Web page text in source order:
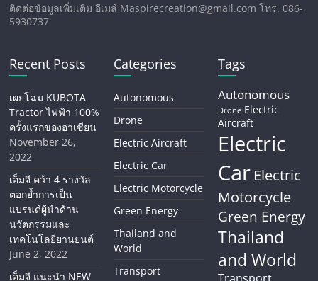
ติดต่อข้อมูลเพิ่มเติม อีเมล์ Maspirecreation@gmail.com โทร. 086-
5930737
Recent Posts
เผยโฉม KUBOTA
Tractor ไฟฟ้า 100%
ครั้งแรกของอาเซียน
November 26,
2022
เอ็มจี คว้า 4 รางวัล
ตอกย้ำการเป็น
แบรนด์ผู้นำด้าน
นวัตกรรมและ
เทคโนโลยียานยนต์
June 2, 2022
เอ็มจี แนะนำ NEW
Categories
Autonomous
Drone
Electric Aircraft
Electric Car
Electric Motorcycle
Green Energy
Thailand and
World
Transport
Tags
Autonomous
Drone Electric
Aircraft
Electric
Car Electric
Motorcycle
Green Energy
Thailand
and World